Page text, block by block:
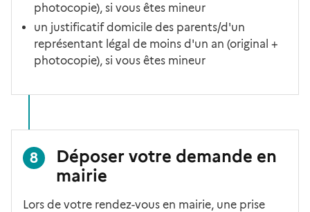
photocopie), si vous êtes mineur
un justificatif domicile des parents/d'un
représentant légal de moins d'un an (original +
photocopie), si vous êtes mineur
8
Déposer votre demande en
mairie
Lors de votre rendez-vous en mairie, une prise